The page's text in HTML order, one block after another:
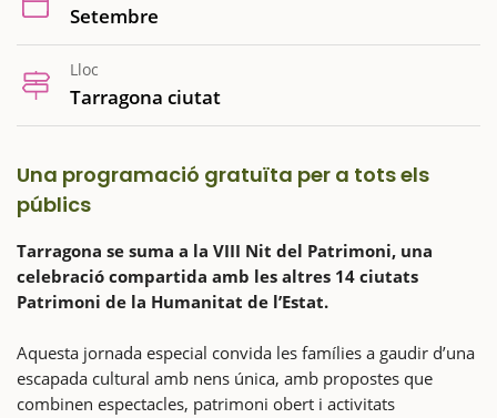
Setembre
Lloc
Tarragona ciutat
Una programació gratuïta per a tots els
públics
Tarragona se suma a la VIII Nit del Patrimoni, una
celebració compartida amb les altres 14 ciutats
Patrimoni de la Humanitat de l’Estat.
Aquesta jornada especial convida les famílies a gaudir d’una
escapada cultural amb nens única, amb propostes que
combinen espectacles, patrimoni obert i activitats